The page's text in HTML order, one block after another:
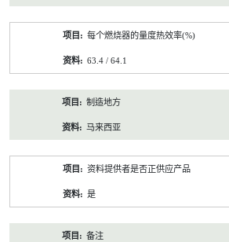
每个燃烧器的量度热效率(%)
63.4 / 64.1
制造地方
马来西亚
资料提供者是否正供应产品
是
备注